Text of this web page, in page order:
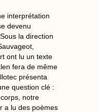
interprétation
devenu
la direction
ont lu un texte
fera de même
présenta
question clé :
notre
a lu des poèmes